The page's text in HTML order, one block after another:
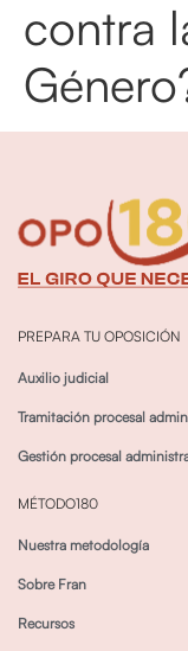
contra
PREPARA TU OPOSICIÓN
Auxilio judicial
Tramitación procesal
Gestión procesal
MÉTODO180
Nuestra metodología
Sobre Fran
Recursos